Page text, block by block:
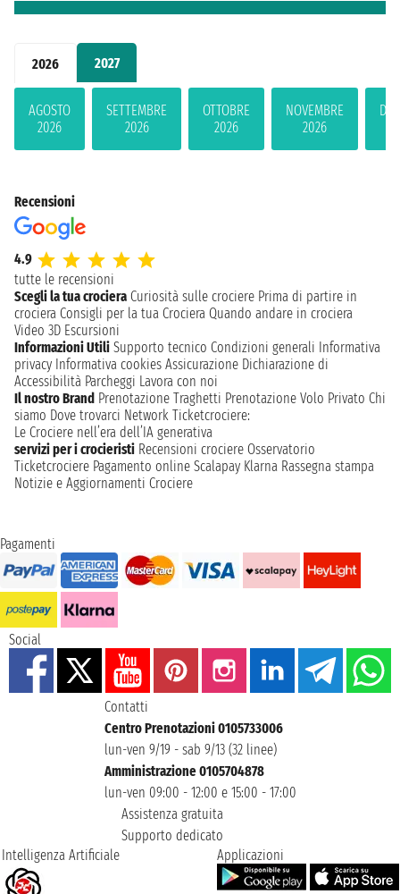
2026 2027
AGOSTO
2026
SETTEMBRE
2026
OTTOBRE
2026
NOVEMBRE
2026
Recensioni
4.9
tutte le recensioni
Scegli la tua crociera Curiosità sulle crociere Prima di partire in
crociera Consigli per la tua Crociera Quando andare in crociera
Video 3D Escursioni
Informazioni Utili Supporto tecnico Condizioni generali Informativa
privacy Informativa cookies Assicurazione Dichiarazione di
Accessibilità Parcheggi Lavora con noi
Il nostro Brand Prenotazione Traghetti Prenotazione Volo Privato Chi
siamo Dove trovarci Network Ticketcrociere:
Le Crociere nell’era dell’IA generativa
servizi per i crocieristi Recensioni crociere Osservatorio
Ticketcrociere Pagamento online Scalapay Klarna Rassegna stampa
Notizie e Aggiornamenti Crociere
Pagamenti
Social
Contatti
Centro Prenotazioni 0105733006
lun-ven 9/19 - sab 9/13 (32 linee)
Amministrazione 0105704878
lun-ven 09:00 - 12:00 e 15:00 - 17:00
Assistenza gratuita
Supporto dedicato
Intelligenza Artificiale
Applicazioni